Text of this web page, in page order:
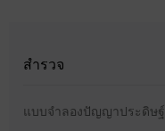
สำรวจ
แบบจำลองปัญญาประดิษฐ์